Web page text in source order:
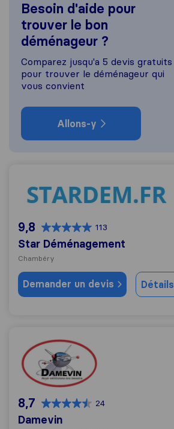
Besoin d'aide pour
trouver le bon
déménageur ?
Comparez jusqu'a 5 devis gratuits
pour trouver le déménageur qui
vous convient
Allons-y
9,8 113
Star Déménagement
Chambéry
Demander un devis Détails
Damevin
8,7 24
Damevin